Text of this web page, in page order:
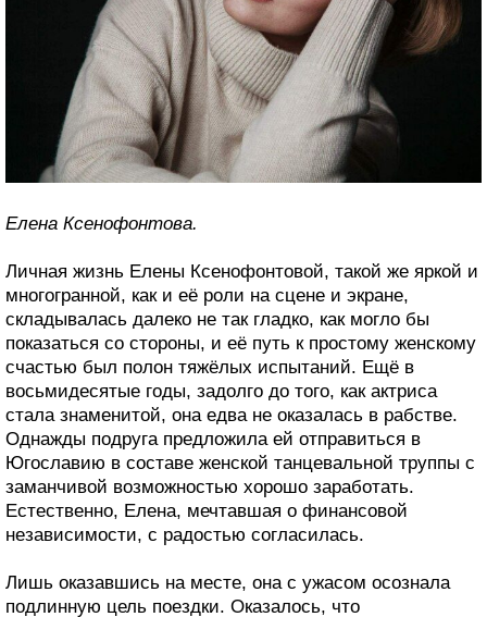
Елена Ксенофонтова.
Личная жизнь Елены Ксенофонтовой, такой же яркой и
многогранной, как и её роли на сцене и экране,
складывалась далеко не так гладко, как могло бы
показаться со стороны, и её путь к простому женскому
счастью был полон тяжёлых испытаний. Ещё в
восьмидесятые годы, задолго до того, как актриса
стала знаменитой, она едва не оказалась в рабстве.
Однажды подруга предложила ей отправиться в
Югославию в составе женской танцевальной труппы с
заманчивой возможностью хорошо заработать.
Естественно, Елена, мечтавшая о финансовой
независимости, с радостью согласилась.
Лишь оказавшись на месте, она с ужасом осознала
подлинную цель поездки. Оказалось, что